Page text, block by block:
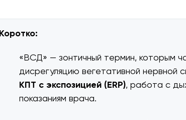
Коротко:
«ВСД» — зонтичный термин, которым
дисрегуляцию вегетативной
КПТ с экспозицией (ERP), работа с
показаниям врача.